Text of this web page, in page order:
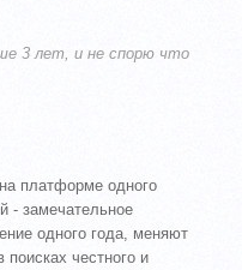
3 лет, и не спорю что
платформе одного
- замечательное
одного года, меняют
честного и